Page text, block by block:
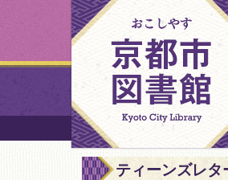
ティーンズレタ